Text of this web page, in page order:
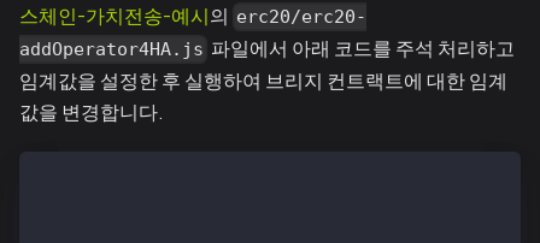
스체인-가치전송-예시의 erc20/erc20-
addOperator4HA.js 파일에서 아래 코드를 주석 처리하고
임계값을 설정한 후 실행하여 브리지 컨트랙트에 대한 임계
값을 변경합니다.